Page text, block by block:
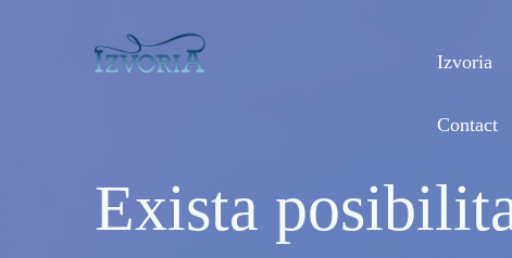
Izvoria
Contact
Exista